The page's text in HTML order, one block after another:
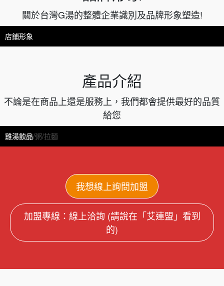
關於台灣G湯的整體企業識別及品牌形象塑造!
店鋪形象
店鋪形象
店鋪形象
店鋪形象
店鋪形象
店鋪形象
店鋪形象
店鋪形象
產品介紹
不論是在商品上還是服務上，我們都會提供最好的品質
給您
主題產品
台灣好雞湯
產品項目
產品項目魚湯
超值套餐
雞湯麵線/粥/拉麵
雞湯麵線/粥/拉麵
雞湯飲品
我想線上詢問加盟
加盟專線：線上洽詢 (請說在「艾連盟」看到
的)